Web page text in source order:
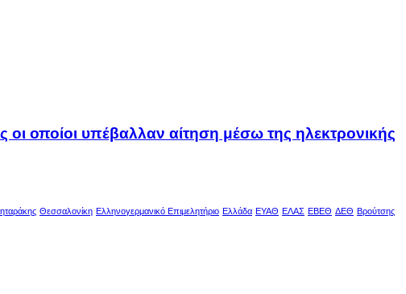
οι οποίοι υπέβαλλαν αίτηση μέσω της ηλεκτρονικής
Θεσσαλονίκη Ελληνογερμανικό Επιμελητήριο Ελλάδα ΕΥΑΘ ΕΛΑΣ ΕΒΕΘ ΔΕΘ Βρούτσης